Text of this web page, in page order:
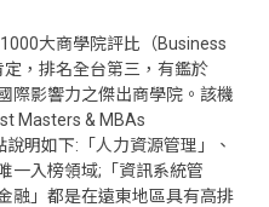
大商學院評比（Business
，排名全台第三，有鑑於
際影響力之傑出商學院。該機
Masters & MBAs
明如下:「人力資源管理」、
一入榜領域;「資訊系統管
融」都是在遠東地區具有高排